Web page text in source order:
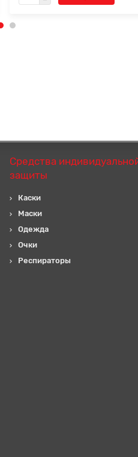
Средства
защиты
Каски
Маски
Одежда
Очки
Респираторы